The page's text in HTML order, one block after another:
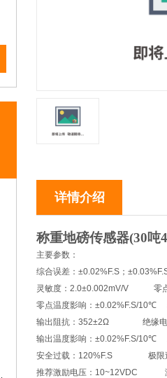
详情介绍
称重地磅传感器(30吨
主要参数：
综合误差：±0.02%F.S；
灵敏度：2.0±0.002mV/V 零点
零点温度影响：±0.02%F.S/10℃
输出阻抗：352±2Ω 绝缘电
输出温度影响：±0.02%F.S/10℃
安全过载：120%F.S 极限过
推荐激励电压：10~12VDC